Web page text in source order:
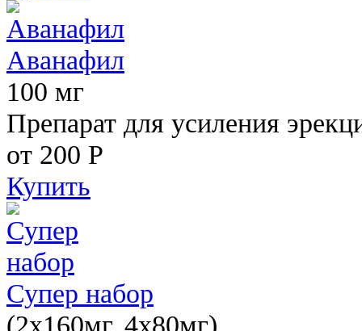
Аванафил
100 мг
Препарат для усиления
от 200 Р
Купить
Супер набор
(2х160мг, 4х80мг)